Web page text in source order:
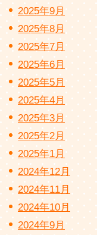
2025年9月
2025年8月
2025年7月
2025年6月
2025年5月
2025年4月
2025年3月
2025年2月
2025年1月
2024年12月
2024年11月
2024年10月
2024年9月